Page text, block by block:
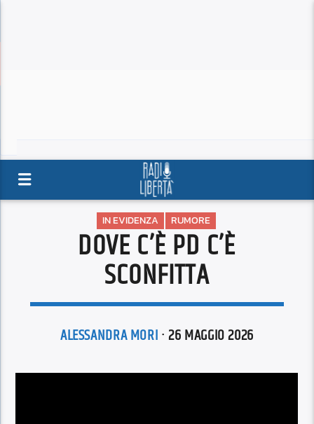
IN EVIDENZA RUMORE
DOVE C’È PD C’È
SCONFITTA
ALESSANDRA MORI· 26 MAGGIO 2026